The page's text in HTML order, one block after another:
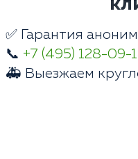
✅ Гарантия
📞 +7 (495) 128-09-
🚑 Выезжаем